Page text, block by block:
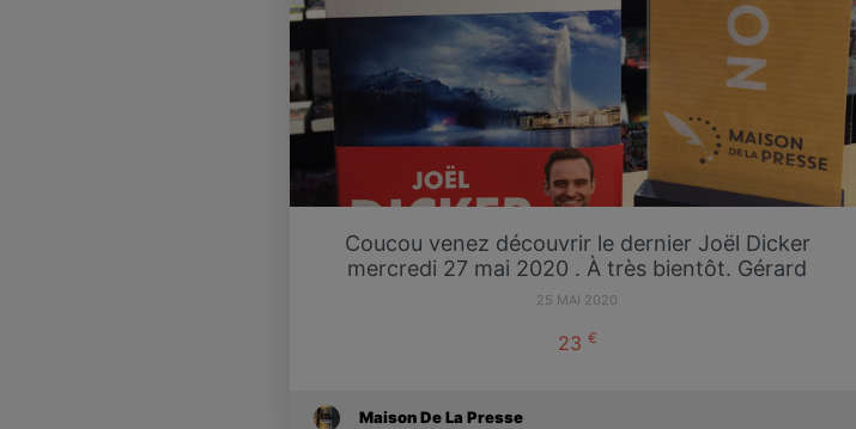
Coucou venez découvrir le dernier Joël Dicker
mercredi 27 mai 2020 . À très bientôt. Gérard
25 MAI 2020
23 €
Maison De La Presse